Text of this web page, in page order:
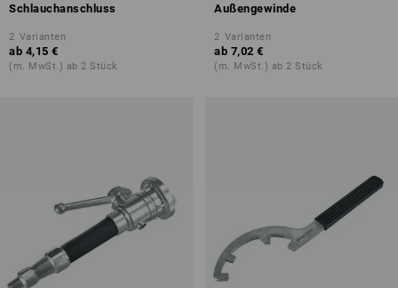
Schlauchanschluss
2 Varianten
ab 4,15 €
(m. MwSt.) ab 2 Stück
Außengewinde
2 Varianten
ab 7,02 €
(m. MwSt.) ab 2 Stück